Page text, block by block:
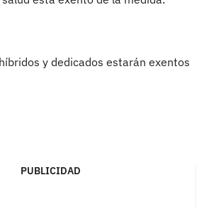
y dedicados estarán exentos
PUBLICIDAD